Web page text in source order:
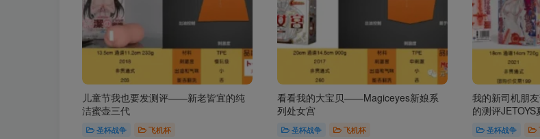
儿童节我也要发测评——新老皆宜的纯
洁蜜壶三代
圣杯战争 飞机杯
看看我的大宝贝——Magiceyes新娘系
列处女宫
圣杯战争 飞机杯
我的新司机朋
的测评JETOYS
圣杯战争